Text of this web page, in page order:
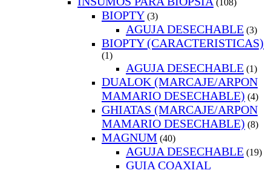
(108)
BIOPTY (3)
AGUJA DESECHABLE (3)
BIOPTY (CARACTERISTICAS)
(1)
AGUJA DESECHABLE (1)
DUALOK (MARCAJE/ARPON
MAMARIO DESECHABLE) (4)
GHIATAS (MARCAJE/ARPON
MAMARIO DESECHABLE) (8)
MAGNUM (40)
AGUJA DESECHABLE (19)
GUIA COAXIAL